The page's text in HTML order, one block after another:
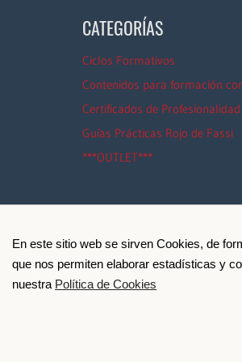
En este sitio web se sirven Cookies, de
que nos permiten elaborar estadísticas y
nuestra Política de Cookies
CATEGORÍAS
Ciclos Formativos
Contenidos para formación
Certificados de Profesionalidad
Guías Prácticas Rojo de Fassi
***OUTLET***